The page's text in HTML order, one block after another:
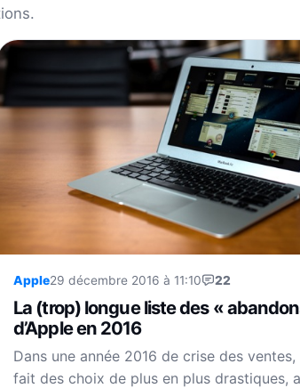
Apple29 décembre 2016 à 11:10 22
La (trop) longue liste des «
d’Apple en 2016
Dans une année 2016 de crise des
fait des choix de plus en plus drastiques,